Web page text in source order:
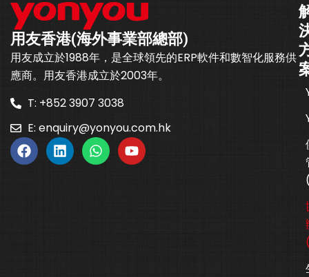
用友香港(海外事業部總部)
用友成立於1988年，是全球領先的ERP軟件和數智化服務供
應商。用友香港成立於2003年。
T: +852 3907 3038
E: enquiry@yonyou.com.hk